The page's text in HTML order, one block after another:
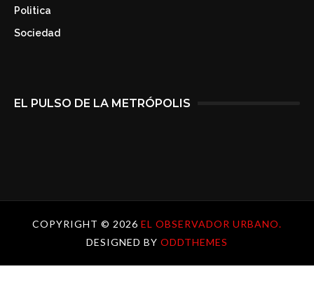
Politica
Sociedad
EL PULSO DE LA METRÓPOLIS
COPYRIGHT © 2026 EL OBSERVADOR URBANO.
DESIGNED BY ODDTHEMES